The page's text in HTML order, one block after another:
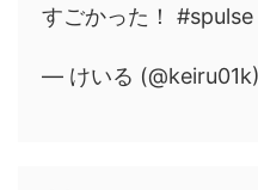
すごかった！ #spulse
— けいる (@keiru01k)